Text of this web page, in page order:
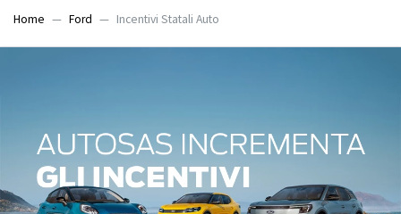
Home Ford Incentivi Statali Auto